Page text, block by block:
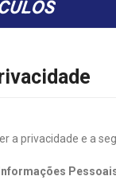
a privacidade e a